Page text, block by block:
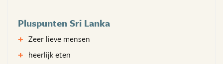
Pluspunten Sri Lanka
Zeer lieve mensen
heerlijk eten